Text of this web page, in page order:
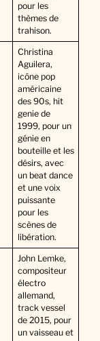
pour les
thèmes de
trahison.
Christina
Aguilera,
icône pop
américaine
des 90s, hit
genie de
1999, pour un
génie en
bouteille et les
désirs, avec
un beat dance
et une voix
puissante
pour les
scènes de
libération.
John Lemke,
compositeur
électro
allemand,
track vessel
de 2015, pour
un vaisseau et